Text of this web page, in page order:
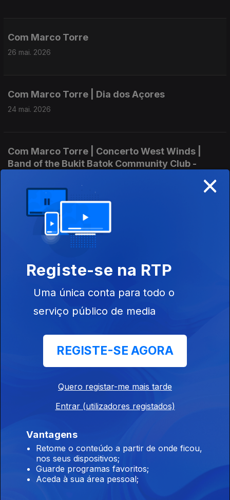
Com Marco Torre
26 mai. 2026
Com Marco Torre | Dia dos Açores
24 mai. 2026
Com Marco Torre | Concerto West Winds |
Band of the Bukit Batok Community Club -
17 mai. 2026
Com Marco Torre | Dia Internacional da Tuba
Com Marco Torre | 25 de Abril
Com Marco Torre | Juan Gonzalo Gomez Deval
Com Marco Torre | Música da Venezuela
Com Marco Torre | Páscoa
05 abr. 2026
×
Registe-se na RTP
Uma única conta para todo o
serviço público de media
REGISTE-SE AGORA
Quero registar-me mais tarde
Entrar (utilizadores registados)
Vantagens
Retome o conteúdo a partir de onde ficou,
nos seus dispositivos;
Guarde programas favoritos;
Aceda à sua área pessoal;